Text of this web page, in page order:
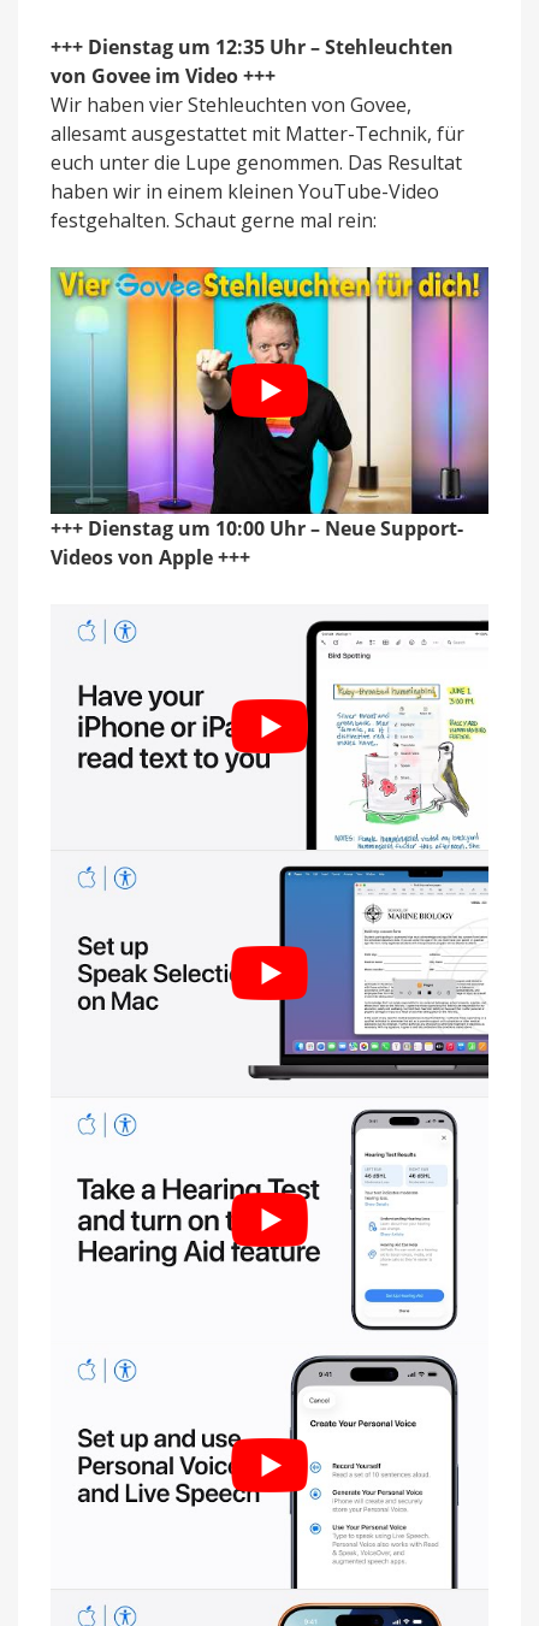
+++ Dienstag um 12:35 Uhr – Stehleuchten
von Govee im Video +++
Wir haben vier Stehleuchten von Govee,
allesamt ausgestattet mit Matter-Technik, für
euch unter die Lupe genommen. Das Resultat
haben wir in einem kleinen YouTube-Video
festgehalten. Schaut gerne mal rein:
+++ Dienstag um 10:00 Uhr – Neue Support-
Videos von Apple +++